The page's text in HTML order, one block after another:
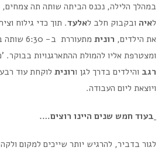
במהלך הלילה, נכנס הביתה שותה תה צמחים,
לאיה ובקבוק חלב לאלעד. תוך כדי גילוח
את הילדים, רונית מתעוררת ב- 6:30 שותה ביחד עם
ומצטרפת אליו להמולת ההתארגנויות בבוקר. 'כל
רגב והילדים בדרך לגן ורונית לוקחת עוד
ויוצאת ליום העבודה.
בעוד חמש שנים היינו רוצים….
לגור בדביר, להרגיש יותר שייכים למקום